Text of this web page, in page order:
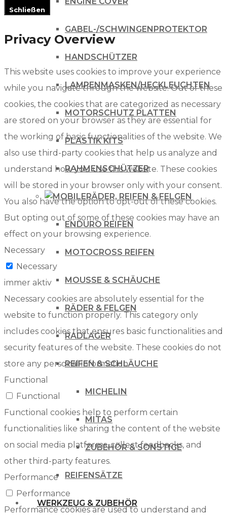
GABEL-/SCHWINGENPROTEKTOR
HANDSCHÜTZER
LAMPENMASKEN/HECKLEUCHTEN
MOTORSCHUTZ PLATTEN
PLASTIK KITS
RAHMENSCHÜTZER
RÄDER, REIFEN & FELGEN
ENDURO REIFEN
MOTOCROSS REIFEN
MOUSSE & SCHÄUCHE
RÄDER & FELGEN
RADLAGER
REIFEN & SCHLÄUCHE
MICHELIN
MITAS
ZUBEHÖR & SONSTIGE
REIFENSÄTZE
WERKZEUG & ZUBEHÖR
Schließen
Privacy Overview
This website uses cookies to improve your experience
while you navigate through the website. Out of these
cookies, the cookies that are categorized as necessary
are stored on your browser as they are essential for
the working of basic functionalities of the website. We
also use third-party cookies that help us analyze and
understand how you use this website. These cookies
will be stored in your browser only with your consent.
You also have the option to opt-out of these cookies.
But opting out of some of these cookies may have an
effect on your browsing experience.
Necessary
Necessary
immer aktiv
Necessary cookies are absolutely essential for the
website to function properly. This category only
includes cookies that ensures basic functionalities and
security features of the website. These cookies do not
store any personal information.
Functional
Functional
Functional cookies help to perform certain
functionalities like sharing the content of the website
on social media platforms, collect feedbacks, and
other third-party features.
Performance
Performance
Performance cookies are used to understand and